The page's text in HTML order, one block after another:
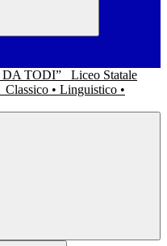
Liceo Statale
Classico • Linguistico •